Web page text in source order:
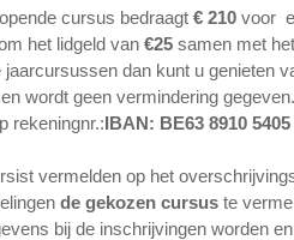
cursus bedraagt € 210 voor
het lidgeld van €25 samen met
dan kunt u genieten
wordt geen vermindering gegeven.
rekeningnr.:IBAN: BE63 8910
vermelden op het
de gekozen cursus te
bij de inschrijvingen worden